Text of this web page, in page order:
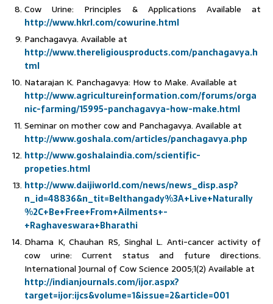
Cow Urine: Principles & Applications Available at
http://www.hkrl.com/cowurine.html
Panchagavya. Available at
http://www.thereligiousproducts.com/panchagavya.h
tml
Natarajan K. Panchagavya: How to Make. Available at
http://www.agricultureinformation.com/forums/orga
nic-farming/15995-panchagavya-how-make.html
Seminar on mother cow and Panchagavya. Available at
http://www.goshala.com/articles/panchagavya.php
http://www.goshalaindia.com/scientific-
propeties.html
http://www.daijiworld.com/news/news_disp.asp?
n_id=48836&n_tit=Belthangady%3A+Live+Naturally
%2C+Be+Free+From+Ailments+-
+Raghaveswara+Bharathi
Dhama K, Chauhan RS, Singhal L. Anti-cancer activity of
cow urine: Current status and future directions.
International Journal of Cow Science 2005;1(2) Available at
http://indianjournals.com/ijor.aspx?
target=ijor:ijcs&volume=1&issue=2&article=001